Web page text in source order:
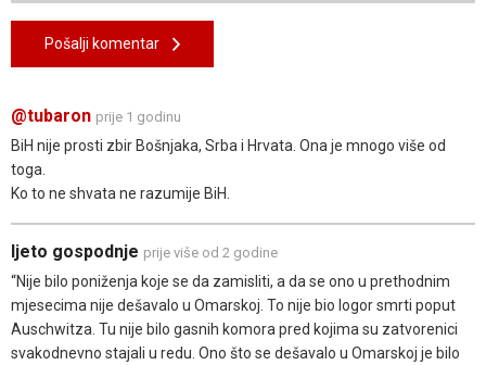
Pošalji komentar
@tubaron prije 1 godinu
BiH nije prosti zbir Bošnjaka, Srba i Hrvata. Ona je mnogo više od
toga.
Ko to ne shvata ne razumije BiH.
ljeto gospodnje prije više od 2 godine
“Nije bilo poniženja koje se da zamisliti, a da se ono u prethodnim
mjesecima nije dešavalo u Omarskoj. To nije bio logor smrti poput
Auschwitza. Tu nije bilo gasnih komora pred kojima su zatvorenici
svakodnevno stajali u redu. Ono što se dešavalo u Omarskoj je bilo